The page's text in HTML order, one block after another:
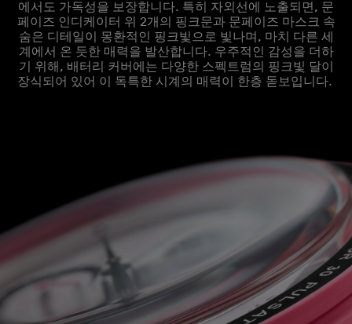
에서도 가독성을 보장합니다. 특히 자외선에 노출되면, 문
페이즈 인디케이터 위 2개의 핑크문과 문페이즈 마스크 속
숨은 디테일이 몽환적인 핑크빛으로 빛나며, 마치 다른 세
계에서 온 듯한 매력을 발산합니다. 우주적인 감성을 더하
기 위해, 배터리 커버에는 다양한 스펙트럼의 핑크빛 달이
장식되어 있어 이 독특한 시계의 매력이 한층 돋보입니다.